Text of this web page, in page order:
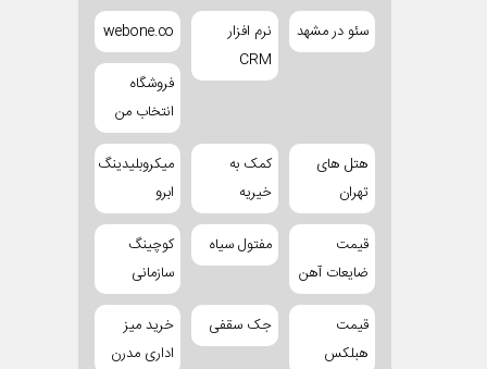
سئو در مشهد
نرم افزار
CRM
webone.co
فروشگاه
انتخاب من
هتل های
تهران
کمک به
خیریه
میکروبلیدینگ
ابرو
قیمت
ضایعات آهن
مفتول سیاه
کوچینگ
سازمانی
قیمت
هبلکس
جک سقفی
خرید میز
اداری مدرن